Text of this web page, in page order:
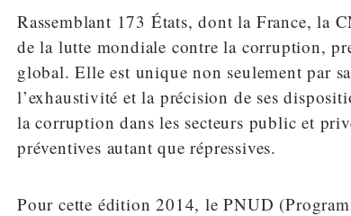
Rassemblant 173 États, dont la France, la
de la lutte mondiale contre la corruption,
global. Elle est unique non seulement par
l’exhaustivité et la précision de ses
la corruption dans les secteurs public et
préventives autant que répressives.
Pour cette édition 2014, le PNUD